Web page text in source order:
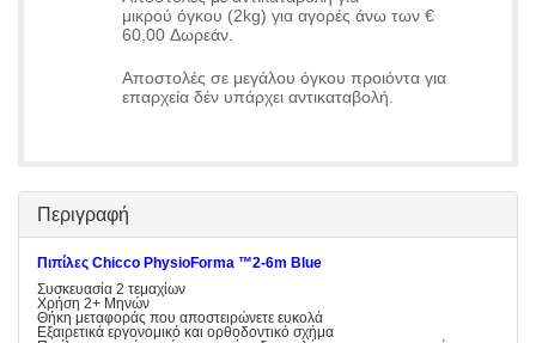
μικρού όγκου (2kg) για αγορές άνω των €
60,00 Δωρεάν.
Αποστολές σε μεγάλου όγκου προιόντα για
επαρχεία δέν υπάρχει αντικαταβολή.
Περιγραφή
Πιπίλες Chicco PhysioForma ™2-6m Blue
Συσκευασία 2 τεμαχίων
Χρήση 2+ Μηνών
Θήκη μεταφοράς που αποστειρώνετε ευκολά
Εξαιρετικά εργονομικό και ορθοδοντικό σχήμα